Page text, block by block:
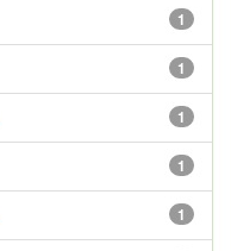
1
1
1
1
1